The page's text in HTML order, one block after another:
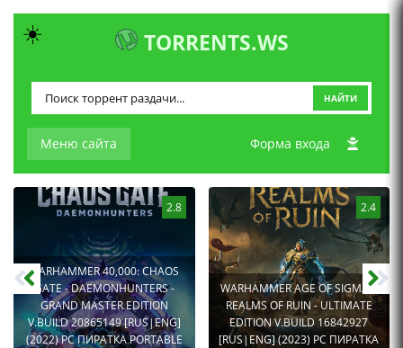
TORRENTS.WS
Меню сайта
НАЙТИ
Форма входа
2.8
WARHAMMER 40,000: CHAOS
GATE - DAEMONHUNTERS -
GRAND MASTER EDITION
V.BUILD 20865149 [RUS|ENG]
(2022) PC ПИРАТКА PORTABLE
2.4
WARHAMMER AGE OF SIGMAR:
REALMS OF RUIN - ULTIMATE
EDITION V.BUILD 16842927
[RUS|ENG] (2023) PC ПИРАТКА
☀️